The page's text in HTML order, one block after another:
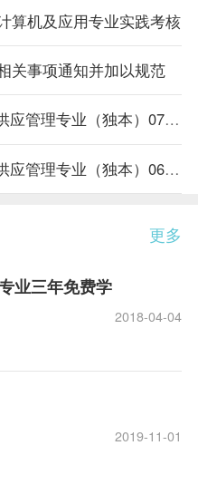
算机及应用专业实践考核
关事项通知并加以规范
北京自考中英合作采购与供应管理专业（独本）07年1月考试时间表
北京自考中英合作采购与供应管理专业（独本）06年10月考试时间表
更多
业三年免费学
2018-04-04
2019-11-01